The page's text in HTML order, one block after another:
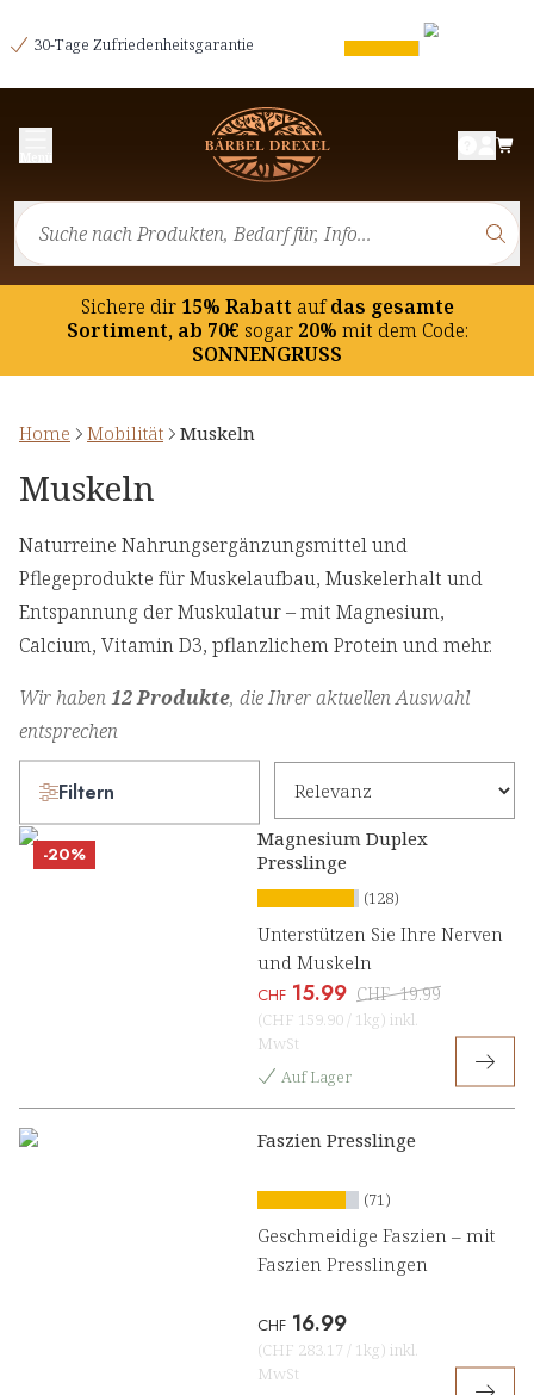
30-Tage Zufriedenheitsgarantie
Sichere dir15% Rabatt aufdas gesamte
Sortiment, ab 70€ sogar20% mit dem Code:
SONNENGRUSS
Home Mobilität Muskeln
Muskeln
Naturreine Nahrungsergänzungsmittel und
Pflegeprodukte für Muskelaufbau, Muskelerhalt und
Entspannung der Muskulatur – mit Magnesium,
Calcium, Vitamin D3, pflanzlichem Protein und mehr.
Wir haben12 Produkte, die Ihrer aktuellen Auswahl
entsprechen
Filtern
-20%
Magnesium Duplex
Presslinge
(128)
Unterstützen Sie Ihre Nerven
und Muskeln
CHF 15.99 CHF 19.99
(CHF 159.90 / 1kg) inkl.
MwSt
Auf Lager
Faszien Presslinge
(71)
Geschmeidige Faszien – mit
Faszien Presslingen
CHF 16.99
(CHF 283.17 / 1kg) inkl.
MwSt